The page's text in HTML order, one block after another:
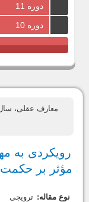
دوره 11
دوره 10
رویکردی به
مؤثر بر
نوع مقاله: ترویجی